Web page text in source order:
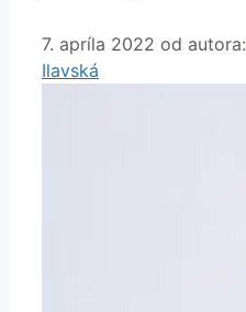
7. apríla 2022 od autora:
Ilavská